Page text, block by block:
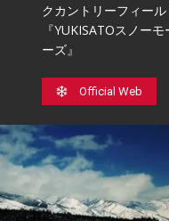
クカントリーフィール
『YUKISATOスノー
ーズ』
Official Web